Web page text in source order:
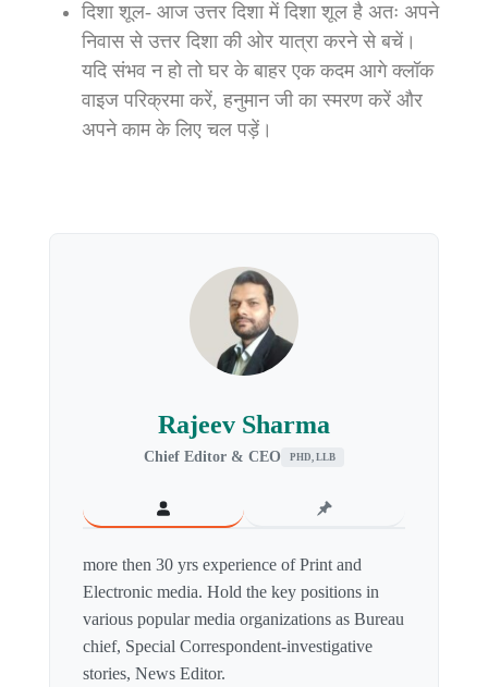
दिशा शूल- आज उत्तर दिशा में दिशा शूल है अतः अपने
निवास से उत्तर दिशा की ओर यात्रा करने से बचें।
यदि संभव न हो तो घर के बाहर एक कदम आगे क्लॉक
वाइज परिक्रमा करें, हनुमान जी का स्मरण करें और
अपने काम के लिए चल पड़ें।
Rajeev Sharma
Chief Editor & CEO PHD, LLB
more then 30 yrs experience of Print and
Electronic media. Hold the key positions in
various popular media organizations as Bureau
chief, Special Correspondent-investigative
stories, News Editor.